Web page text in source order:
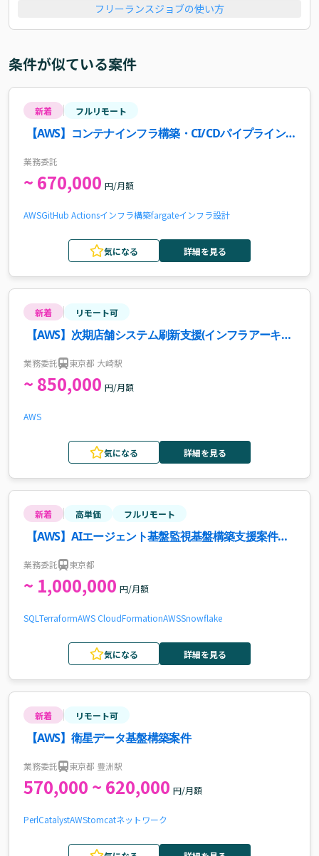
フリーランスジョブの使い方
条件が似ている案件
新着 フルリモート
【AWS】コンテナインフラ構築・CI/CDパイプライン
業務委託
~ 670,000 円/月額
AWSGitHub Actionsインフラ構築fargateインフラ設計
気になる 詳細を見る
新着 リモート可
【AWS】次期店舗システム刷新支援(インフラアーキテ
業務委託 東京都 大崎駅
~ 850,000 円/月額
AWS
気になる 詳細を見る
新着 高単価 フルリモート
【AWS】AIエージェント基盤監視基盤構築支援案件・
業務委託 東京都
~ 1,000,000 円/月額
SQL TerraformAWS CloudFormationAWSSnowflake
気になる 詳細を見る
新着 リモート可
【AWS】衛星データ基盤構築案件
業務委託 東京都 豊洲駅
570,000 ~ 620,000 円/月額
PerlCatalystAWStomcatネットワーク